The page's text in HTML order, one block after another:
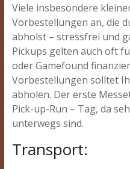
Viele insbesondere
Vorbestellungen an, die
abholst – stressfrei und
Pickups gelten auch oft
oder Gamefound
Vorbestellungen solltet
abholen. Der erste
Pick-up-Run – Tag, da
unterwegs sind.
Transport: